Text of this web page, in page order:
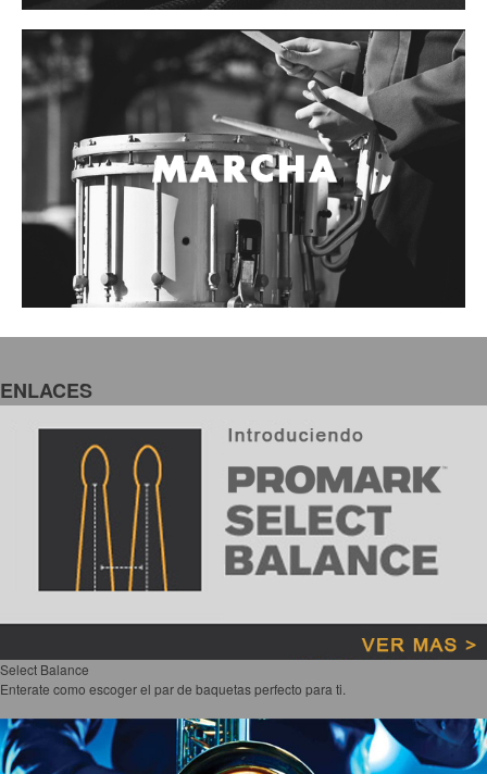
ENLACES
Select Balance
Enterate como escoger el par de baquetas perfecto para ti.